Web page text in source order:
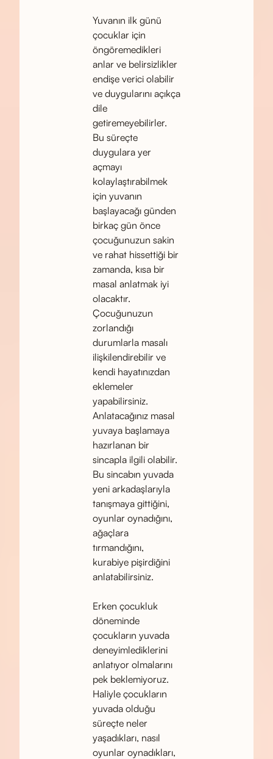
Yuvanın ilk günü
çocuklar için
öngöremedikleri
anlar ve belirsizlikler
endişe verici olabilir
ve duygularını açıkça
dile
getiremeyebilirler.
Bu süreçte
duygulara yer
açmayı
kolaylaştırabilmek
için yuvanın
başlayacağı günden
birkaç gün önce
çocuğunuzun sakin
ve rahat hissettiği bir
zamanda, kısa bir
masal anlatmak iyi
olacaktır.
Çocuğunuzun
zorlandığı
durumlarla masalı
ilişkilendirebilir ve
kendi hayatınızdan
eklemeler
yapabilirsiniz.
Anlatacağınız masal
yuvaya başlamaya
hazırlanan bir
sincapla ilgili olabilir.
Bu sincabın yuvada
yeni arkadaşlarıyla
tanışmaya gittiğini,
oyunlar oynadığını,
ağaçlara
tırmandığını,
kurabiye pişirdiğini
anlatabilirsiniz.
Erken çocukluk
döneminde
çocukların yuvada
deneyimlediklerini
anlatıyor olmalarını
pek beklemiyoruz.
Haliyle çocukların
yuvada olduğu
süreçte neler
yaşadıkları, nasıl
oyunlar oynadıkları,